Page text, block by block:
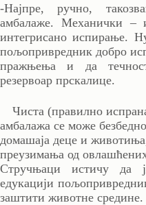
-Најпре, ручно,
амбалаже. Механички –
интегрисано испирање.
пољопривредник добро
пражњења и да
резервоар прскалице.
Чиста (правилно
амбалажа се може
домашаја деце и
преузимања од
Стручњаци истичу да
едукацији
заштити животне средине.